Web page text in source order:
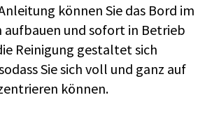
können Sie das Bord im
aufbauen und sofort in Betrieb
Reinigung gestaltet sich
Sie sich voll und ganz auf
können.